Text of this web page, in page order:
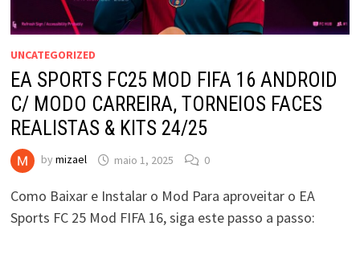
UNCATEGORIZED
EA SPORTS FC25 MOD FIFA 16 ANDROID
C/ MODO CARREIRA, TORNEIOS FACES
REALISTAS & KITS 24/25
by mizael maio 1, 2025 0
Como Baixar e Instalar o Mod Para aproveitar o EA
Sports FC 25 Mod FIFA 16, siga este passo a passo: